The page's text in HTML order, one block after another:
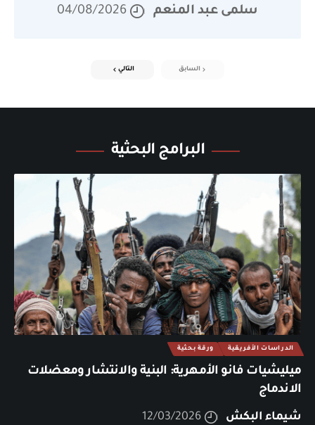
سلمى عبد المنعم 04/08/2026
السابق التالي
البرامج البحثية
الدراسات الأفريقية ورقة بحثية
ميليشيات فانو الأمهرية: البنية والانتشار ومعضلات
الاندماج
شيماء البكش 12/03/2026